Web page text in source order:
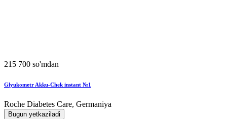
215 700 so'mdan
Glyukometr Akku-Chek instant №1
Roche Diabetes Care, Germaniya
Bugun yetkaziladi